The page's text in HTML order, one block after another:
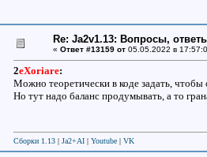
Re: Ja2v1.13: Вопросы,
« Ответ #13159 от 05.05.2022 в
2eXoriare:
Можно теоретически в коде задать,
Но тут надо баланс продумывать, а то
Сборки 1.13 | Ja2+AI | Youtube | VK